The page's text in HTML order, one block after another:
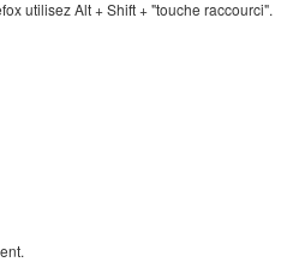
utilisez Alt + Shift + "touche raccourci".